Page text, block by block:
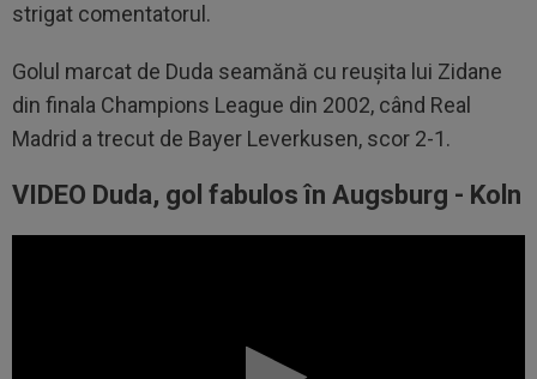
strigat comentatorul.
Golul marcat de Duda seamănă cu reușita lui Zidane
din finala Champions League din 2002, când Real
Madrid a trecut de Bayer Leverkusen, scor 2-1.
VIDEO Duda, gol fabulos în Augsburg - Koln